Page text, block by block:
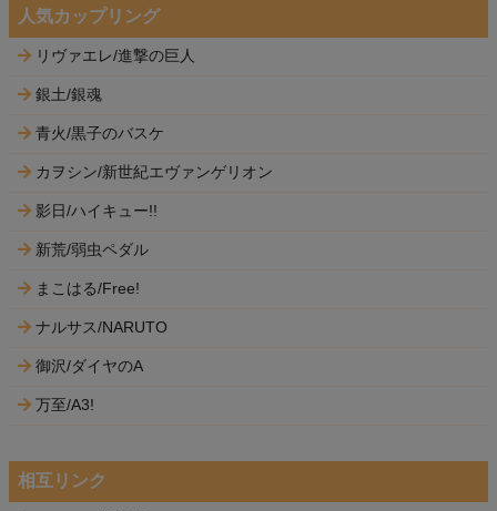
人気カップリング
リヴァエレ/進撃の巨人
銀土/銀魂
青火/黒子のバスケ
カヲシン/新世紀エヴァンゲリオン
影日/ハイキュー!!
新荒/弱虫ペダル
まこはる/Free!
ナルサス/NARUTO
御沢/ダイヤのA
万至/A3!
相互リンク